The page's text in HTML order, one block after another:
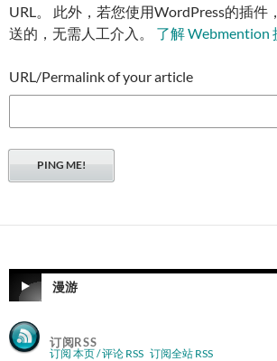
URL。 此外，若您使用WordPress的插件
送的，无需人工介入。 了解 Webmention
URL/Permalink of your article
漫游
订阅RSS
订阅 本页 / 评论 RSS 订阅全站 RSS